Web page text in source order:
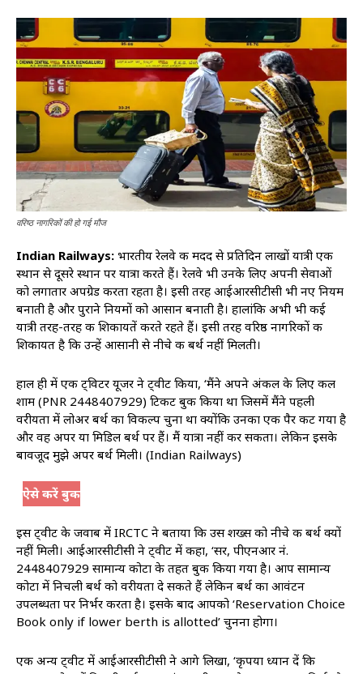
वरिष्ठ नागरिकों की हो गई मौज
Indian Railways: भारतीय रेलवे की मदद से प्रतिदिन लाखों यात्री एक
स्थान से दूसरे स्थान पर यात्रा करते हैं। रेलवे भी उनके लिए अपनी सेवाओं
को लगातार अपग्रेड करता रहता है। इसी तरह आईआरसीटीसी भी नए नियम
बनाती है और पुराने नियमों को आसान बनाती है। हालांकि अभी भी कई
यात्री तरह-तरह की शिकायतें करते रहते हैं। इसी तरह वरिष्ठ नागरिकों की
शिकायत है कि उन्हें आसानी से नीचे की बर्थ नहीं मिलती।
हाल ही में एक ट्विटर यूजर ने ट्वीट किया, ‘मैंने अपने अंकल के लिए कल
शाम (PNR 2448407929) टिकट बुक किया था जिसमें मैंने पहली
वरीयता में लोअर बर्थ का विकल्प चुना था क्योंकि उनका एक पैर कट गया है
और वह अपर या मिडिल बर्थ पर हैं। मैं यात्रा नहीं कर सकता। लेकिन इसके
बावजूद मुझे अपर बर्थ मिली। (Indian Railways)
ऐसे करें बुक
इस ट्वीट के जवाब में IRCTC ने बताया कि उस शख्स को नीचे की बर्थ क्यों
नहीं मिली। आईआरसीटीसी ने ट्वीट में कहा, ‘सर, पीएनआर नं.
2448407929 सामान्य कोटा के तहत बुक किया गया है। आप सामान्य
कोटा में निचली बर्थ को वरीयता दे सकते हैं लेकिन बर्थ का आवंटन
उपलब्धता पर निर्भर करता है। इसके बाद आपको ‘Reservation Choice
Book only if lower berth is allotted’ चुनना होगा।
एक अन्य ट्वीट में आईआरसीटीसी ने आगे लिखा, ‘कृपया ध्यान दें कि